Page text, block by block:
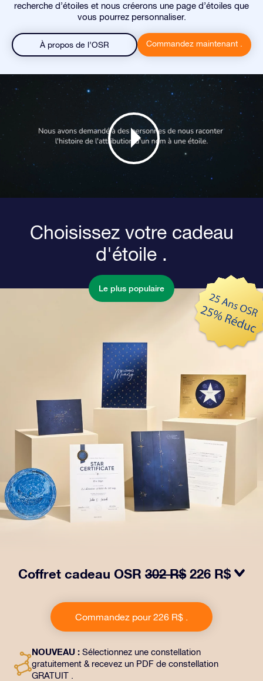
recherche d’étoiles et nous créerons une page d’étoiles que
vous pourrez personnaliser.
À propos de l’OSR Commandez maintenant .
Choisissez votre cadeau
d'étoile .
Le plus populaire
Coffret cadeau OSR 302 R$ 226 R$
Ce cadeau comprend une belle enveloppe et des
documents personnalisés envoyés à l’adresse de votre
choix, ainsi que des documents numériques et
façon magique d’offrir un cadeau éternel à vos amis et
à vos proches.
Commandez pour 226 R$ .
NOUVEAU : Sélectionnez une constellation
gratuitement & recevez un PDF de constellation
GRATUIT .